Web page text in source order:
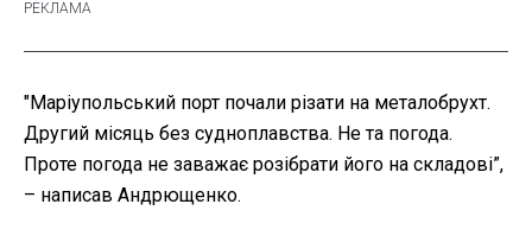
"Маріупольський порт почали різати на металобрухт.
Другий місяць без судноплавства. Не та погода.
Проте погода не заважає розібрати його на складові”,
– написав Андрющенко.